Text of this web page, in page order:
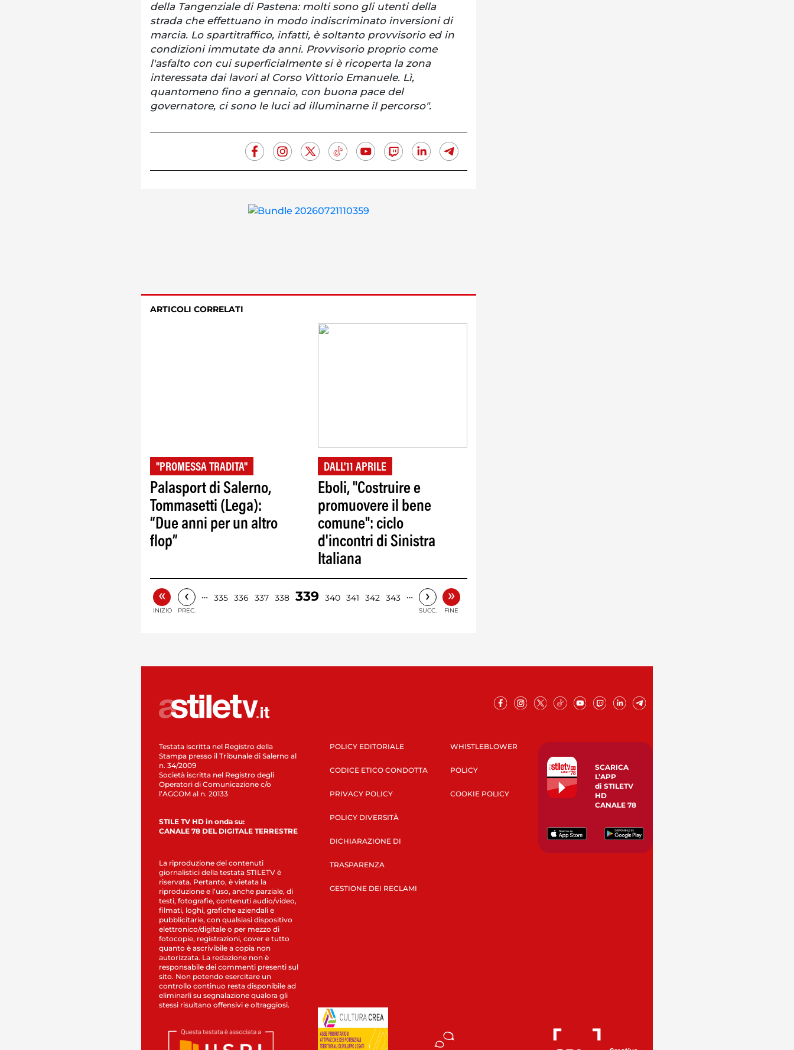
della Tangenziale di Pastena: molti sono gli utenti della
strada che effettuano in modo indiscriminato inversioni di
marcia. Lo spartitraffico, infatti, è soltanto provvisorio ed in
condizioni immutate da anni. Provvisorio proprio come
l'asfalto con cui superficialmente si è ricoperta la zona
interessata dai lavori al Corso Vittorio Emanuele. Lì,
quantomeno fino a gennaio, con buona pace del
governatore, ci sono le luci ad illuminarne il percorso".
ARTICOLI CORRELATI
"PROMESSA TRADITA"
Palasport di Salerno,
Tommasetti (Lega):
“Due anni per un altro
flop”
DALL'11 APRILE
Eboli, "Costruire e
promuovere il bene
comune": ciclo
d'incontri di Sinistra
Italiana
«
INIZIO
‹
PREC.
… 335 336 337 338 339 340 341 342 343 … ›
SUCC.
»
FINE
Testata iscritta nel Registro della
Stampa presso il Tribunale di Salerno al
n. 34/2009
Società iscritta nel Registro degli
Operatori di Comunicazione c/o
l’AGCOM al n. 20133
STILE TV HD in onda su:
CANALE 78 DEL DIGITALE TERRESTRE
La riproduzione dei contenuti
giornalistici della testata STILETV è
riservata. Pertanto, è vietata la
riproduzione e l’uso, anche parziale, di
testi, fotografie, contenuti audio/video,
filmati, loghi, grafiche aziendali e
pubblicitarie, con qualsiasi dispositivo
elettronico/digitale o per mezzo di
fotocopie, registrazioni, cover e tutto
quanto è ascrivibile a copia non
autorizzata. La redazione non è
responsabile dei commenti presenti sul
sito. Non potendo esercitare un
controllo continuo resta disponibile ad
eliminarli su segnalazione qualora gli
stessi risultano offensivi e oltraggiosi.
POLICY EDITORIALE
CODICE ETICO CONDOTTA
PRIVACY POLICY
POLICY DIVERSITÀ
DICHIARAZIONE DI
TRASPARENZA
GESTIONE DEI RECLAMI
WHISTLEBLOWER
POLICY
COOKIE POLICY
SCARICA
L’APP
di STILETV
HD
CANALE 78